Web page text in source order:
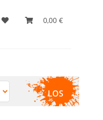
0,00 €
LOS